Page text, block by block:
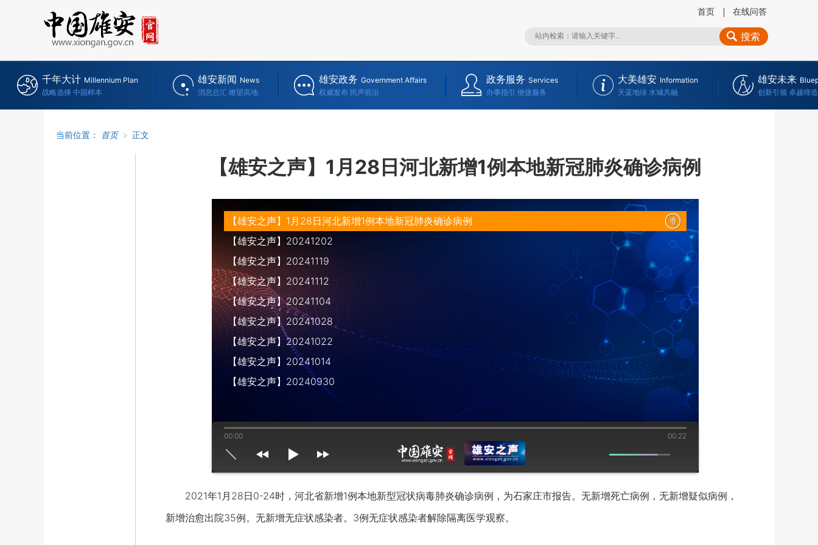
首页 在线问答
搜索
千年大计 Millennium Plan
战略选择 中国样本
雄安新闻 News
消息总汇 瞭望高地
雄安政务 Government Affairs
权威发布 民声前沿
政务服务 Services
办事指引 便捷服务
大美雄安 Information
天蓝地绿 水城共融
雄安未来
创新引领 卓越缔造
当前位置： 首页 > 正文
【雄安之声】1月28日河北新增1例本地新冠肺炎确诊病例
【雄安之声】1月28日河北新增1例本地新冠肺炎确诊病例
【雄安之声】20241202
【雄安之声】20241119
【雄安之声】20241112
【雄安之声】20241104
【雄安之声】20241028
【雄安之声】20241022
【雄安之声】20241014
【雄安之声】20240930
00:00 00:22
mute max volume
2021年1月28日0-24时，河北省新增1例本地新型冠状病毒肺炎确诊病例，为石家庄市报告。无新增死亡病例，无新增疑似病例，
新增治愈出院35例。无新增无症状感染者。3例无症状感染者解除隔离医学观察。